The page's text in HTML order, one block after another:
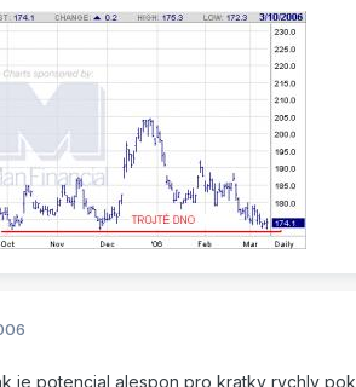
je potencial alespon pro kratky rychly